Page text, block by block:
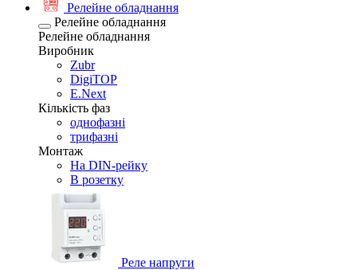
Релейне обладнання
Релейне обладнання
Релейне обладнання
Виробник
Zubr
DigiTOP
E.Next
Кількість фаз
однофазні
трифазні
Монтаж
На DIN-рейку
В розетку
Реле напруги